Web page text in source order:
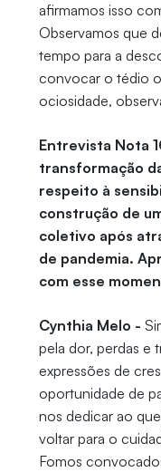
afirmamos isso
Observamos que
tempo para a
convocar o tédio
ociosidade,
Entrevista Nota
transformação
respeito à
construção de
coletivo após
de pandemia.
com esse
Cynthia Melo -
pela dor, perdas e
expressões de
oportunidade de
nos dedicar ao
voltar para o
Fomos